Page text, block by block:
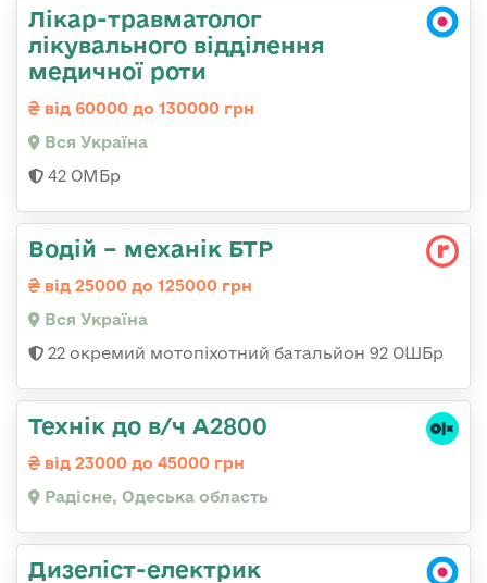
Лікар-травматолог
лікувального відділення
медичної роти
від 60000 до 130000 грн
Вся Україна
42 ОМБр
Водій – механік БТР
від 25000 до 125000 грн
Вся Україна
22 окремий мотопіхотний батальйон 92 ОШБр
Технік до в/ч А2800
від 23000 до 45000 грн
Радісне, Одеська область
Дизеліст-електрик